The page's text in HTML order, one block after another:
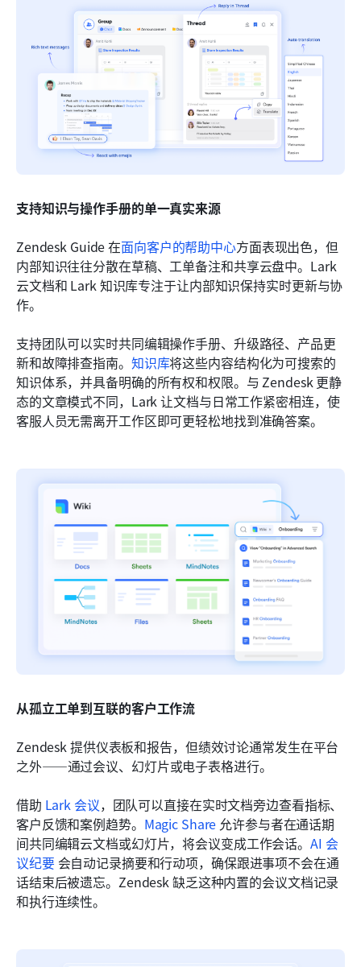
支持知识与操作手册的单一真实来源
Zendesk Guide 在面向客户的帮助中心方面表现出色，但
内部知识往往分散在草稿、工单备注和共享云盘中。Lark
云文档和 Lark 知识库专注于让内部知识保持实时更新与协
作。
支持团队可以实时共同编辑操作手册、升级路径、产品更
新和故障排查指南。 知识库将这些内容结构化为可搜索的
知识体系，并具备明确的所有权和权限。与 Zendesk 更静
态的文章模式不同，Lark 让文档与日常工作紧密相连，使
客服人员无需离开工作区即可更轻松地找到准确答案。
从孤立工单到互联的客户工作流
Zendesk 提供仪表板和报告，但绩效讨论通常发生在平台
之外——通过会议、幻灯片或电子表格进行。
借助 Lark 会议，团队可以直接在实时文档旁边查看指标、
客户反馈和案例趋势。 Magic Share 允许参与者在通话期
间共同编辑云文档或幻灯片，将会议变成工作会话。AI 会
议纪要 会自动记录摘要和行动项，确保跟进事项不会在通
话结束后被遗忘。Zendesk 缺乏这种内置的会议文档记录
和执行连续性。